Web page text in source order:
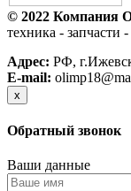
© 2022 Компания
техника - запчасти
Адрес: РФ,
E-mail:
x
Обратный звонок
Ваши данные